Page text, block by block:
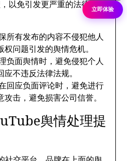
以免引发更严重的法律风
所有发布的内容不侵犯他人
权问题引发的舆情危机。
负面舆情时，避免侵犯个人
应不违反法律法规。
回应负面评论时，避免进行
攻击，避免损害公司信誉。
舆情处理提
立即体验